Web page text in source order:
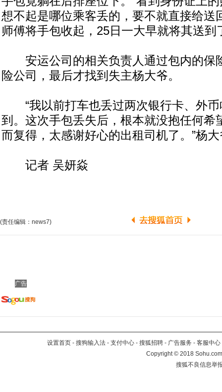
想不起是哪位乘客丢的，要不就直接给送
师傅将手包收起，25日一大早就将其送到
安运公司的相关负责人通过包内的保
险公司，最后才找到失主杨大爷。
“我以前打车也丢过两次银行卡、外币
到。这次手包丢失后，根本就没抱任何希
而复得，太感谢好心的出租司机了。”杨
记者 吴妍焱
(责任编辑：news7)
广告
设置首页 - 搜狗输入法 - 支付中心 - 搜狐招聘 - 广告服务 - 客服中心
Copyright©2018
搜狐不良信息举